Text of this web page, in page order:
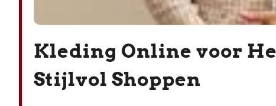
Kleding Online voor
Stijlvol Shoppen